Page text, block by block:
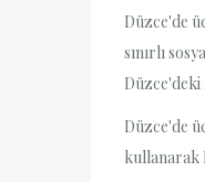
Düzce'de
sınırlı
Düzce'deki
Düzce'de
kullanarak